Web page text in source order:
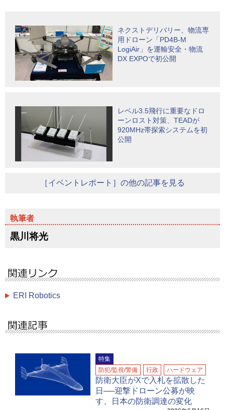
ネクストデリバリー、物流専
用ドローン「PD4B-M
LogiAir」を運輸安全・物流
DX EXPOで初公開
レベル3.5飛行に重要なドロ
ーンロスト対策、TEADが
920MHz帯探索システムを初
公開
［イベントレポート］の他の記事を見る
黒川将光
ERI Robotics
特集
防犯/監視/警備
行政 ハードウェア
防衛大臣がXで入札を拡散した
日──迎撃ドローン公募が映
す、日本の防衛調達の変化